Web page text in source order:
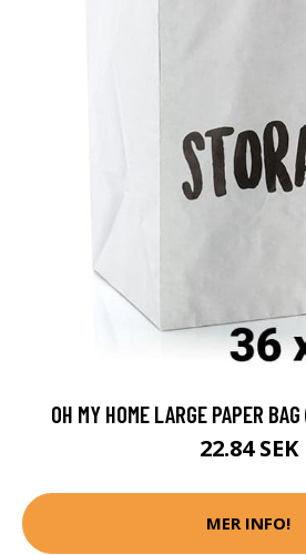
OH MY HOME LARGE PAPER
22.84 SEK
MER INFO!